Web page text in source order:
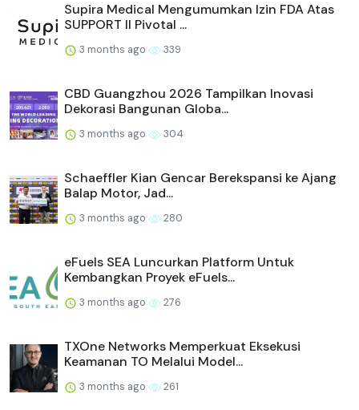
Supira Medical Mengumumkan Izin FDA Atas
SUPPORT II Pivotal ...
3 months ago 339
CBD Guangzhou 2026 Tampilkan Inovasi
Dekorasi Bangunan Globa...
3 months ago 304
Schaeffler Kian Gencar Berekspansi ke Ajang
Balap Motor, Jad...
3 months ago 280
eFuels SEA Luncurkan Platform Untuk
Kembangkan Proyek eFuels...
3 months ago 276
TXOne Networks Memperkuat Eksekusi
Keamanan TO Melalui Model...
3 months ago 261